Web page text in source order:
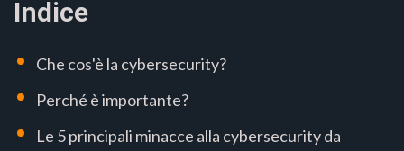
Indice
Che cos'è la cybersecurity?
Perché è importante?
Le 5 principali minacce alla cybersecurity da